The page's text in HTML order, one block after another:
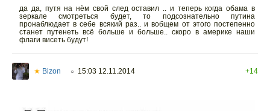
да да, путя на нём свой след оставил .. и теперь когда обама в
зеркале смотреться будет, то подсознательно путина
пронаблюдает в себе всякий раз.. и вобщем от этого постепенно
станет путенеть всё больше и больше.. скоро в америке наши
флаги висеть будут!
★ Bizon ○ 15:03 12.11.2014 +14